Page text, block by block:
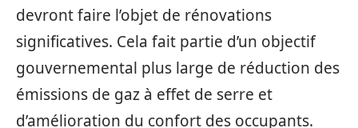
devront faire l’objet de rénovations
significatives. Cela fait partie d’un objectif
gouvernemental plus large de réduction des
émissions de gaz à effet de serre et
d’amélioration du confort des occupants.